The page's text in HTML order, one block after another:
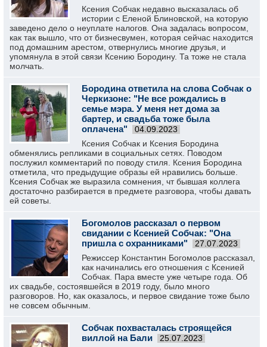
Ксения Собчак недавно высказалась об
истории с Еленой Блиновской, на которую
заведено дело о неуплате налогов. Она задалась вопросом,
как так вышло, что от бизнесвумен, которая сейчас находится
под домашним арестом, отвернулись многие друзья, и
упомянула в этой связи Ксению Бородину. Та тоже не стала
молчать.
Бородина ответила на слова Собчак о
Черкизоне: "Не все рождались в
семье мэра. У меня нет дома за
бартер, и свадьба тоже была
оплачена"
04.09.2023
Ксения Собчак и Ксения Бородина
обменялись репликами в социальных сетях. Поводом
послужил комментарий по поводу стиля. Ксения Бородина
отметила, что предыдущие образы ей нравились больше.
Ксения Собчак же выразила сомнения, чт бывшая коллега
достаточно разбирается в предмете разговора, чтобы давать
ей советы.
Богомолов рассказал о первом
свидании с Ксенией Собчак: "Она
пришла с охранниками"
27.07.2023
Режиссер Константин Богомолов рассказал,
как начинались его отношения с Ксенией
Собчак. Пара вместе уже четыре года. Об
их свадьбе, состоявшейся в 2019 году, было много
разговоров. Но, как оказалось, и первое свидание тоже было
не совсем обычным.
Собчак похвасталась строящейся
виллой на Бали
25.07.2023